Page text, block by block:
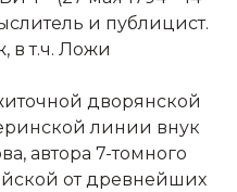
и публицист.
в т.ч. Ложи
дворянской
линии внук
автора 7-томного
от древнейших